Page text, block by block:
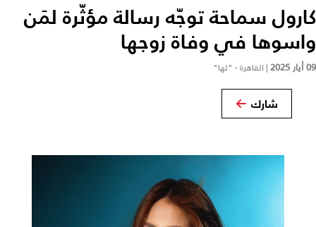
كارول سماحة توجّه رسالة مؤثّرة لمَن
واسوها في وفاة زوجها
09 أيار 2025 | القاهرة - "لها"
شارك